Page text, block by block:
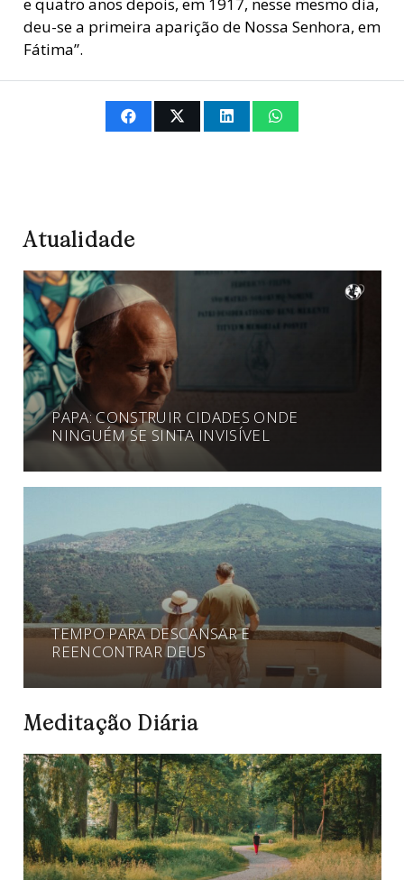
e quatro anos depois, em 1917, nesse mesmo dia,
deu-se a primeira aparição de Nossa Senhora, em
Fátima”.
Atualidade
PAPA: CONSTRUIR CIDADES ONDE
NINGUÉM SE SINTA INVISÍVEL
TEMPO PARA DESCANSAR E
REENCONTRAR DEUS
Meditação Diária